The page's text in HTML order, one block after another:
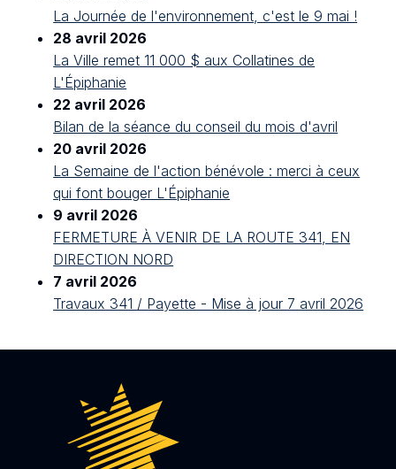
La Journée de l'environnement, c'est le 9 mai !
28 avril 2026
La Ville remet 11 000 $ aux Collatines de
L'Épiphanie
22 avril 2026
Bilan de la séance du conseil du mois d'avril
20 avril 2026
La Semaine de l'action bénévole : merci à ceux
qui font bouger L'Épiphanie
9 avril 2026
FERMETURE À VENIR DE LA ROUTE 341, EN
DIRECTION NORD
7 avril 2026
Travaux 341 / Payette - Mise à jour 7 avril 2026